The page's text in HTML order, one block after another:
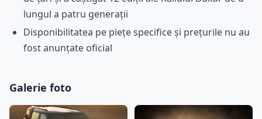
lungul a patru generații
Disponibilitatea pe piețe specifice și prețurile nu au
fost anunțate oficial
Galerie foto